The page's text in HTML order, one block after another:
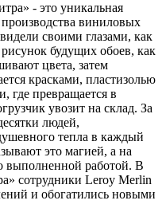
- это уникальная
производства виниловых
своими глазами, как
рисунок будущих обоев, как
цвета, затем
красками, пластизолью
где превращается в
увозит на склад. За
людей,
тепла в каждый
это магией, а на
выполненной работой. В
сотрудники Leroy Merlin
и обогатились новыми